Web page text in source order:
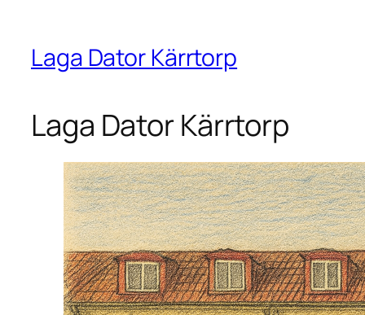
Laga Dator Kärrtorp
Laga Dator Kärrtorp